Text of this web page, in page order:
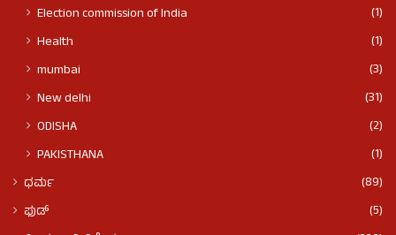
Election commission of India
(1)
Health
(1)
mumbai
(3)
New delhi
(31)
ODISHA
(2)
PAKISTHANA
(1)
ಧರ್ಮ
(89)
ಫುಡ್​​
(5)